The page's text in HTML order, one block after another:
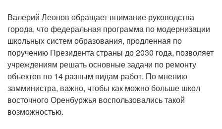
Валерий Леонов обращает внимание руководства
города, что федеральная программа по модернизации
школьных систем образования, продленная по
поручению Президента страны до 2030 года, позволяет
учреждениям решать основные задачи по ремонту
объектов по 14 разным видам работ. По мнению
замминистра, важно, чтобы как можно больше школ
восточного Оренбуржья воспользовались такой
возможностью.